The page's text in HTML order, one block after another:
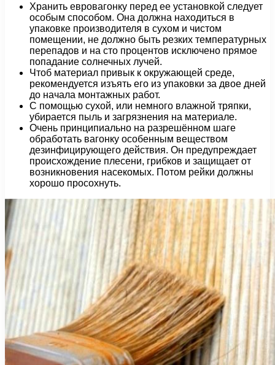
Хранить евровагонку перед ее установкой следует
особым способом. Она должна находиться в
упаковке производителя в сухом и чистом
помещении, не должно быть резких температурных
перепадов и на сто процентов исключено прямое
попадание солнечных лучей.
Чтоб материал привык к окружающей среде,
рекомендуется изъять его из упаковки за двое дней
до начала монтажных работ.
С помощью сухой, или немного влажной тряпки,
убирается пыль и загрязнения на материале.
Очень принципиально на разрешённом шаге
обработать вагонку особенным веществом
дезинфицирующего действия. Он предупреждает
происхождение плесени, грибков и защищает от
возникновения насекомых. Потом рейки должны
хорошо просохнуть.